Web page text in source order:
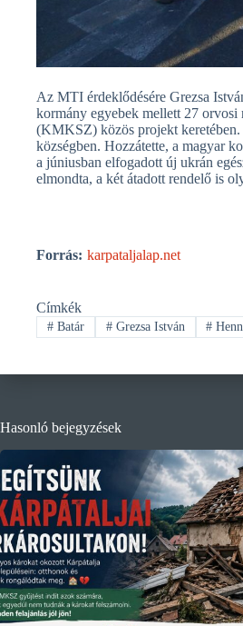
Az MTI érdeklődésére Grezsa
kormány egyebek mellett 27
(KMKSZ) közös projekt keretében.
községben. Hozzátette, a magyar
a júniusban elfogadott új ukrán
elmondta, a két átadott rendelő is
Forrás: karpataljalap.net
Címkék
#Batár #Grezsa István #
Hasonló bejegyzések